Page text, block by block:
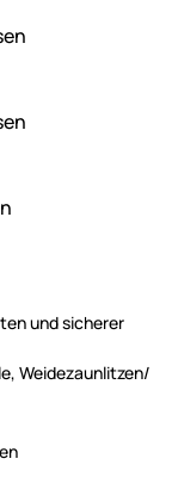
und sicherer
Weidezaunlitzen/